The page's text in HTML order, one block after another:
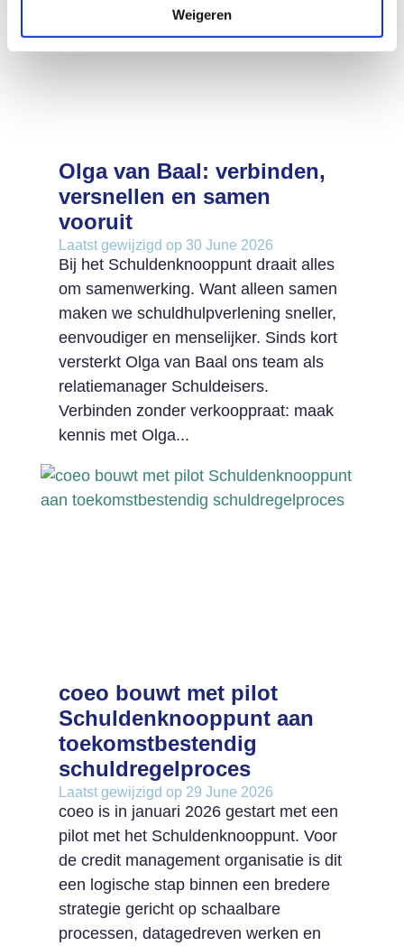
Weigeren
Olga van Baal: verbinden,
versnellen en samen
vooruit
Laatst gewijzigd op 30 June 2026
Bij het Schuldenknooppunt draait alles
om samenwerking. Want alleen samen
maken we schuldhulpverlening sneller,
eenvoudiger en menselijker. Sinds kort
versterkt Olga van Baal ons team als
relatiemanager Schuldeisers.
Verbinden zonder verkooppraat: maak
kennis met Olga...
coeo bouwt met pilot
Schuldenknooppunt aan
toekomstbestendig
schuldregelproces
Laatst gewijzigd op 29 June 2026
coeo is in januari 2026 gestart met een
pilot met het Schuldenknooppunt. Voor
de credit management organisatie is dit
een logische stap binnen een bredere
strategie gericht op schaalbare
processen, datagedreven werken en